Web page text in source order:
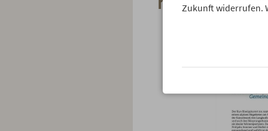
Zukunft widerrufen.